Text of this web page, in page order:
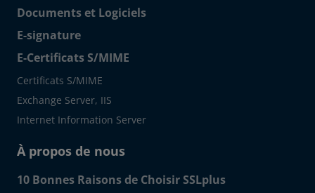
Documents et Logiciels
E-signature
E-Certificats S/MIME
Certificats S/MIME
Exchange Server, IIS
Internet Information Server
À propos de nous
10 Bonnes Raisons de Choisir SSLplus